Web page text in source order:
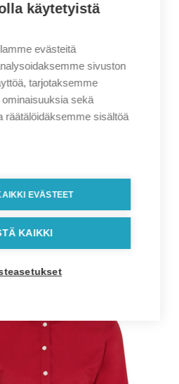
käytetyistä
evästeitä
sivuston
tarjotaksemme
sekä
räätälöidäksemme sisältöä
EVÄSTEET
KAIKKI